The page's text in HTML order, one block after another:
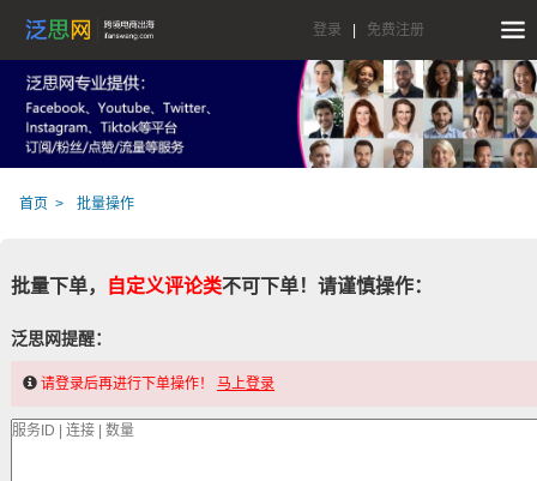
登录 免费注册
首页 批量操作
批量下单， 自定义评论类不可下单！请谨慎操作：
泛思网提醒：
请登录后再进行下单操作！ 马上登录